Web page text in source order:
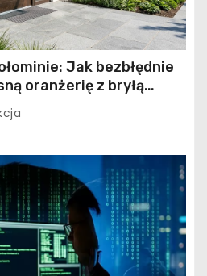
Jak bezbłędnie
oranżerię z bryłą